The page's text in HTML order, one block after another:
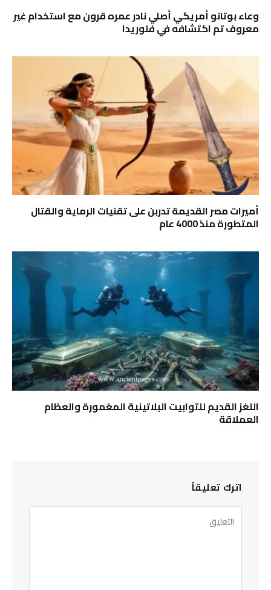
وعاء بوتانو أمريكي أصلي نادر عمره قرون مع استخدام غير
معروف تم اكتشافه في فلوريدا
أميرات مصر القديمة تدربن على تقنيات الرماية والقتال
المتطورة منذ 4000 عام
اللغز القديم للتوابيت البلاتينية المغمورة والعظام
العملاقة
اترك تعليقاً